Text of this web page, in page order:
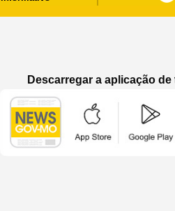
Descarregar a aplicação de